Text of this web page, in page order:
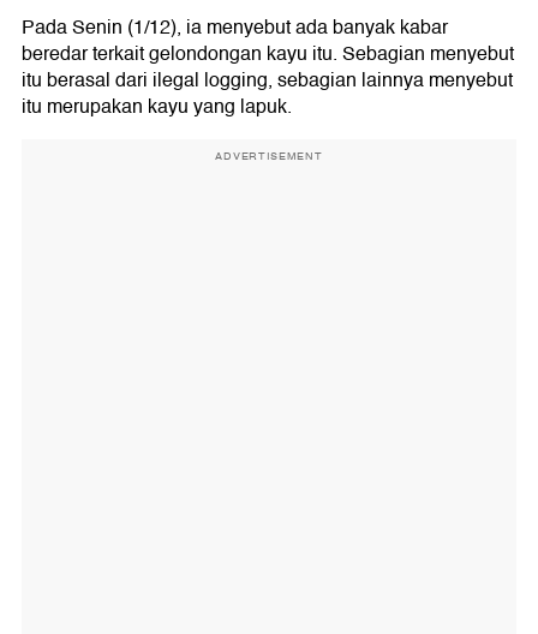
Pada Senin (1/12), ia menyebut ada banyak kabar
beredar terkait gelondongan kayu itu. Sebagian menyebut
itu berasal dari ilegal logging, sebagian lainnya menyebut
itu merupakan kayu yang lapuk.
ADVERTISEMENT